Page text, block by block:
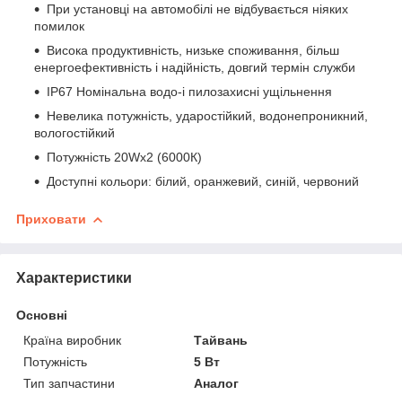
При установці на автомобілі не відбувається ніяких
помилок
Висока продуктивність, низьке споживання, більш
енергоефективність і надійність, довгий термін служби
IP67 Номінальна водо-і пилозахисні ущільнення
Невелика потужність, ударостійкий, водонепроникний,
вологостійкий
Потужність 20Wх2 (6000К)
Доступні кольори: білий, оранжевий, синій, червоний
Приховати
Характеристики
Основні
Країна виробник
Тайвань
Потужність
5 Вт
Тип запчастини
Аналог